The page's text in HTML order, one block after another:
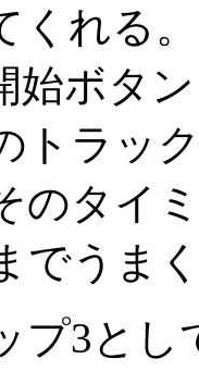
くれる
始ボタ
トラッ
のタイ
でうま
3とし